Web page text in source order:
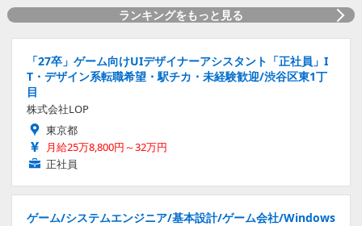
ランキングをもっと見る
「27卒」ゲーム向けUIデザイナーアシスタント「正社員」I
T・デザイン系転職希望・駅チカ・未経験歓迎/渋谷区東1丁
目
株式会社LOP
東京都
月給25万8,800円～32万円
正社員
ゲーム/システムエンジニア/基本設計/ゲーム会社/Windows